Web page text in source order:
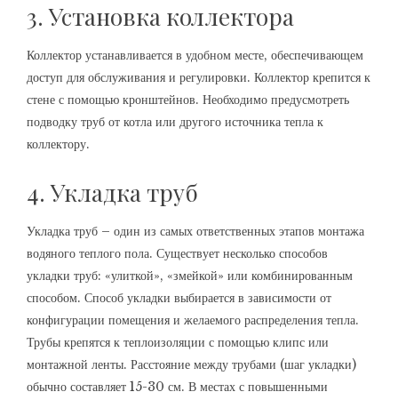
3. Установка коллектора
Коллектор устанавливается в удобном месте, обеспечивающем
доступ для обслуживания и регулировки. Коллектор крепится к
стене с помощью кронштейнов. Необходимо предусмотреть
подводку труб от котла или другого источника тепла к
коллектору.
4. Укладка труб
Укладка труб – один из самых ответственных этапов монтажа
водяного теплого пола. Существует несколько способов
укладки труб: «улиткой», «змейкой» или комбинированным
способом. Способ укладки выбирается в зависимости от
конфигурации помещения и желаемого распределения тепла.
Трубы крепятся к теплоизоляции с помощью клипс или
монтажной ленты. Расстояние между трубами (шаг укладки)
обычно составляет 15-30 см. В местах с повышенными